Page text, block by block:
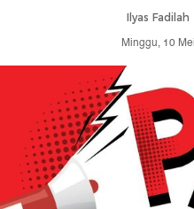
Ilyas Fadilah
Minggu, 10